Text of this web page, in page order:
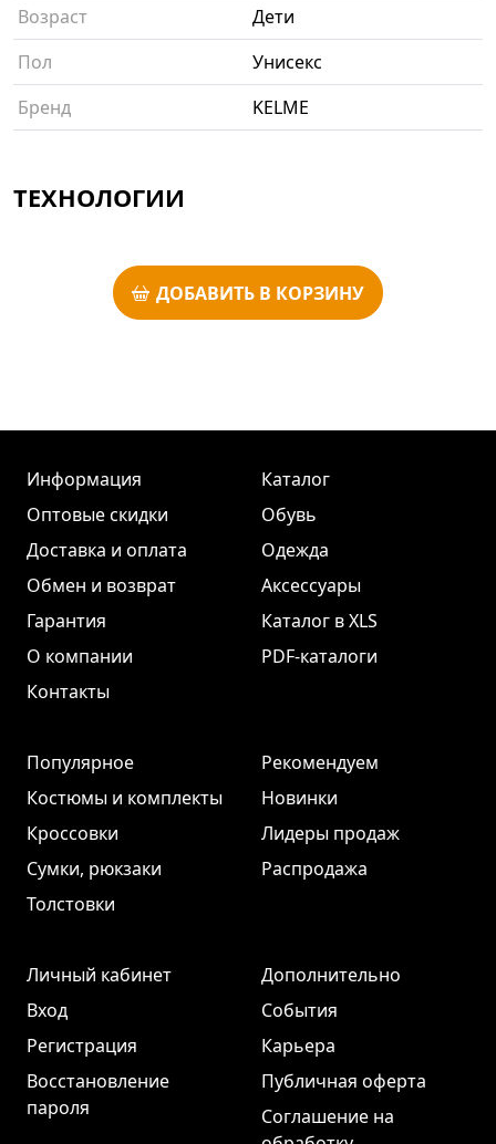
Возраст
Дети
Пол
Унисекс
Бренд
KELME
ТЕХНОЛОГИИ
ДОБАВИТЬ В КОРЗИНУ
Информация
Оптовые скидки
Доставка и оплата
Обмен и возврат
Гарантия
О компании
Контакты
Каталог
Обувь
Одежда
Аксессуары
Каталог в XLS
PDF-каталоги
Популярное
Костюмы и комплекты
Кроссовки
Сумки, рюкзаки
Толстовки
Рекомендуем
Новинки
Лидеры продаж
Распродажа
Личный кабинет
Вход
Регистрация
Восстановление
пароля
Дополнительно
События
Карьера
Публичная оферта
Соглашение на